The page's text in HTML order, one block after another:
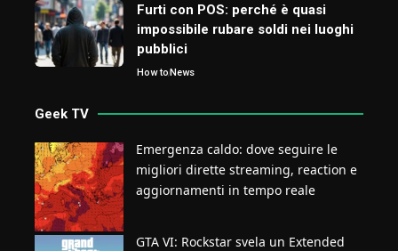
Furti con POS: perché è quasi
impossibile rubare soldi nei luoghi
pubblici
How toNews
Geek TV
Emergenza caldo: dove seguire le
migliori dirette streaming, reaction e
aggiornamenti in tempo reale
GTA VI: Rockstar svela un Extended